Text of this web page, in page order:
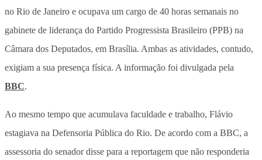
no Rio de Janeiro e ocupava um cargo de 40 horas semanais no
gabinete de liderança do Partido Progressista Brasileiro (PPB) na
Câmara dos Deputados, em Brasília. Ambas as atividades, contudo,
exigiam a sua presença física. A informação foi divulgada pela
BBC.
Ao mesmo tempo que acumulava faculdade e trabalho, Flávio
estagiava na Defensoria Pública do Rio. De acordo com a BBC, a
assessoria do senador disse para a reportagem que não responderia